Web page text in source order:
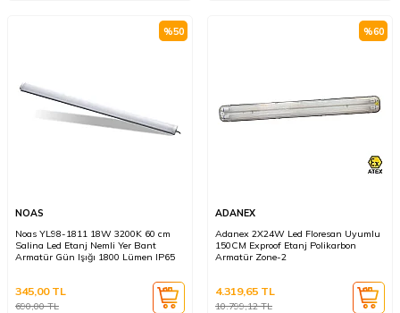
%50
NOAS
Noas YL98-1811 18W 3200K 60 cm
Salina Led Etanj Nemli Yer Bant
Armatür Gün Işığı 1800 Lümen IP65
690,00TL
345,00TL
%60
ADANEX
Adanex 2X24W Led Floresan Uyumlu
150CM Exproof Etanj Polikarbon
Armatür Zone-2
10.799,12TL
4.319,65 TL